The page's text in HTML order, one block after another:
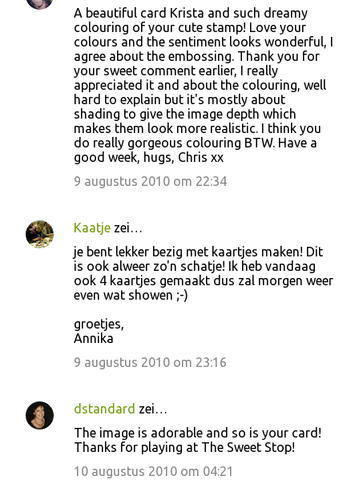
A beautiful card Krista and such dreamy
colouring of your cute stamp! Love your
colours and the sentiment looks wonderful, I
agree about the embossing. Thank you for
your sweet comment earlier, I really
appreciated it and about the colouring, well
hard to explain but it's mostly about
shading to give the image depth which
makes them look more realistic. I think you
do really gorgeous colouring BTW. Have a
good week, hugs, Chris xx
9 augustus 2010 om 22:34
Kaatje zei…
je bent lekker bezig met kaartjes maken! Dit
is ook alweer zo'n schatje! Ik heb vandaag
ook 4 kaartjes gemaakt dus zal morgen weer
even wat showen ;-)
groetjes,
Annika
9 augustus 2010 om 23:16
dstandard zei…
The image is adorable and so is your card!
Thanks for playing at The Sweet Stop!
10 augustus 2010 om 04:21